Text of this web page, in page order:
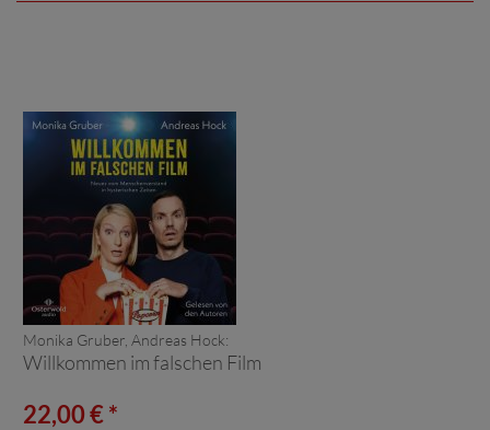
Monika Gruber, Andreas Hock:
Willkommen im falschen Film
22,00 € *